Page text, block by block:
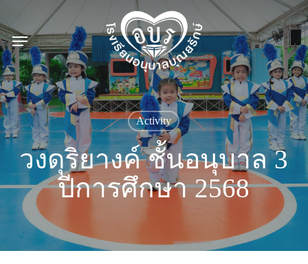
to
main
content
Menu
Activity
วงดุริยางค์ ชั้นอนุบาล 3
ปีการศึกษา 2568